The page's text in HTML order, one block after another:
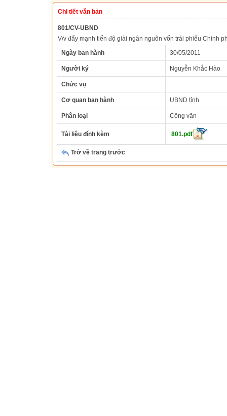
Chi tiết văn bản
801/CV-UBND
V/v đẩy mạnh tiến độ giải ngân nguôn vốn trái phiếu Chính
Ngày ban hành
30/05/2011
Người ký Nguyễn Khắc Hào
Chức vụ
Cơ quan ban hành UBND tỉnh
Phân loại Công văn
Tài liệu đính kèm 801.pdf
Trở về trang trước